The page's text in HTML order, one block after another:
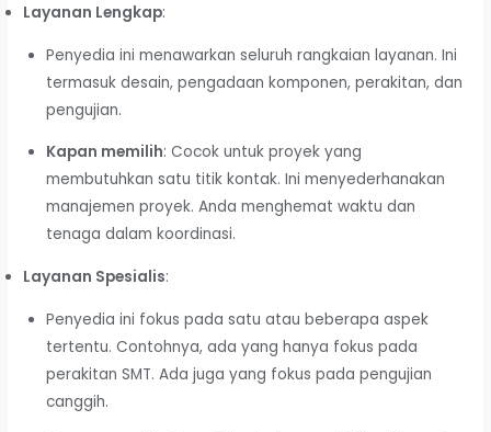
Layanan Lengkap:
Penyedia ini menawarkan seluruh rangkaian layanan. Ini
termasuk desain, pengadaan komponen, perakitan, dan
pengujian.
Kapan memilih: Cocok untuk proyek yang
membutuhkan satu titik kontak. Ini menyederhanakan
manajemen proyek. Anda menghemat waktu dan
tenaga dalam koordinasi.
Layanan Spesialis:
Penyedia ini fokus pada satu atau beberapa aspek
tertentu. Contohnya, ada yang hanya fokus pada
perakitan SMT. Ada juga yang fokus pada pengujian
canggih.